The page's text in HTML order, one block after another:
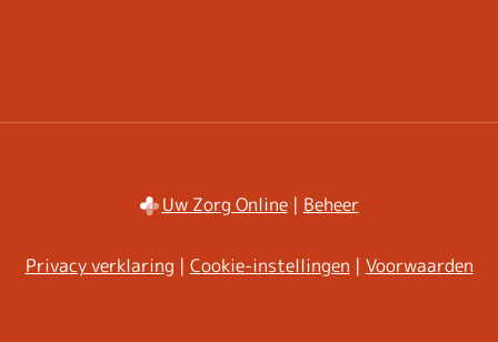
Uw Zorg Online| Beheer
Privacy verklaring | Cookie-instellingen | Voorwaarden